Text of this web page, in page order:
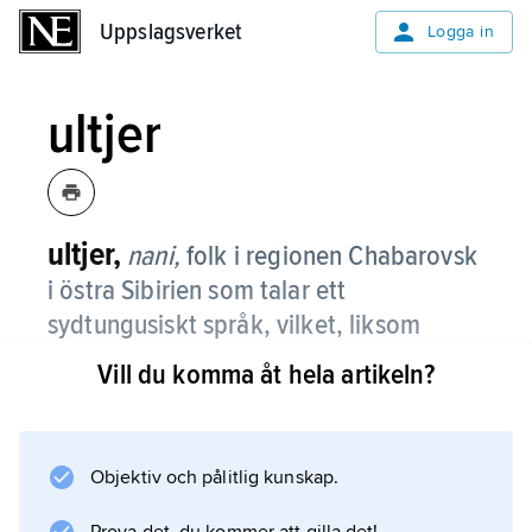
Uppslagsverket Logga in
ultjer
ultjer, nani, folk i regionen Chabarovsk
i östra Sibirien som talar ett
sydtungusiskt språk, vilket, liksom
deras kultur, står nära nanajernas.
, bor i byar längs Amurfloden och uppgår till
Vill du komma åt hela artikeln?
Objektiv och pålitlig kunskap.